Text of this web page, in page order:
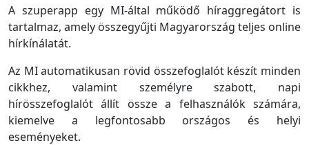
A szuperapp egy MI-által működő híraggregátort is
tartalmaz, amely összegyűjti Magyarország teljes online
hírkínálatát.
Az MI automatikusan rövid összefoglalót készít minden
cikkhez, valamint személyre szabott, napi
hírösszefoglalót állít össze a felhasználók számára,
kiemelve a legfontosabb országos és helyi
eseményeket.